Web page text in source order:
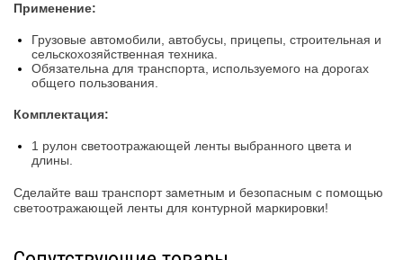
Применение:
Грузовые автомобили, автобусы, прицепы, строительная и
сельскохозяйственная техника.
Обязательна для транспорта, используемого на дорогах
общего пользования.
Комплектация:
1 рулон светоотражающей ленты выбранного цвета и
длины.
Сделайте ваш транспорт заметным и безопасным с помощью
светоотражающей ленты для контурной маркировки!